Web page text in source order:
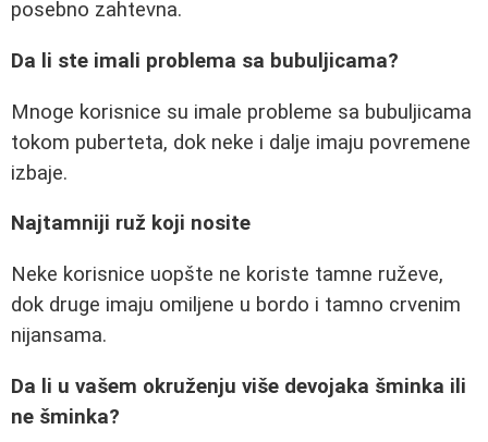
posebno zahtevna.
Da li ste imali problema sa bubuljicama?
Mnoge korisnice su imale probleme sa bubuljicama
tokom puberteta, dok neke i dalje imaju povremene
izbaje.
Najtamniji ruž koji nosite
Neke korisnice uopšte ne koriste tamne ruževe,
dok druge imaju omiljene u bordo i tamno crvenim
nijansama.
Da li u vašem okruženju više devojaka šminka ili
ne šminka?